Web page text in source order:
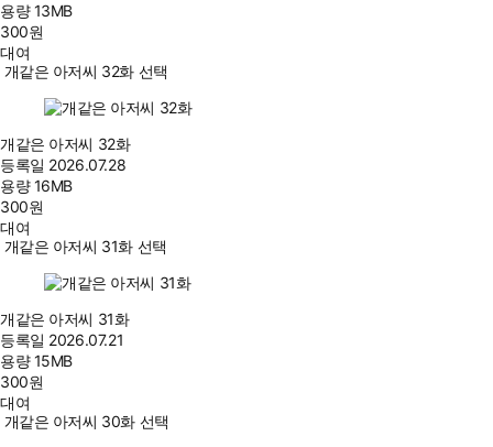
용량13MB
300원
대여
개같은 아저씨 32화 선택
개같은 아저씨 32화
등록일 2026.07.28
용량16MB
300원
대여
개같은 아저씨 31화 선택
개같은 아저씨 31화
등록일 2026.07.21
용량15MB
300원
대여
개같은 아저씨 30화 선택